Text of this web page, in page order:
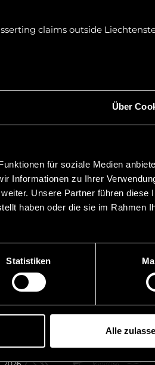
Über
für soziale Medien
Informationen zu Ihrer
Unsere Partner führen diese
haben oder die sie im Rahmen
Statistiken
Alle
claims outside
of civil procedure often allow a
at the defendant’s domicile
or place of residence or other
can often be established. In
and obtain a judgment
the defendant at all or only
between Liechtenstein and
– What third-country
need to bear in mind